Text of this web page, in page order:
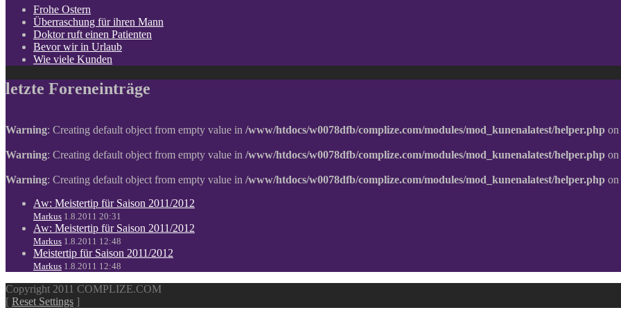
Frohe Ostern
Überraschung für ihren Mann
Doktor ruft einen Patienten
Bevor wir in Urlaub
Wie viele Kunden
letzte Foreneinträge
Warning: Creating default object from empty value in /www/htdocs/w0078dfb/complize.com/modules/mod_kunenalatest/helper.php
Warning: Creating default object from empty value in /www/htdocs/w0078dfb/complize.com/modules/mod_kunenalatest/helper.php
Warning: Creating default object from empty value in /www/htdocs/w0078dfb/complize.com/modules/mod_kunenalatest/helper.php
Aw: Meistertip für Saison 2011/2012
Markus 1.8.2011 20:31
Aw: Meistertip für Saison 2011/2012
Markus 1.8.2011 12:48
Meistertip für Saison 2011/2012
Markus 1.8.2011 12:48
Copyright 2011 COMPLIZE.COM
[ Reset Settings ]